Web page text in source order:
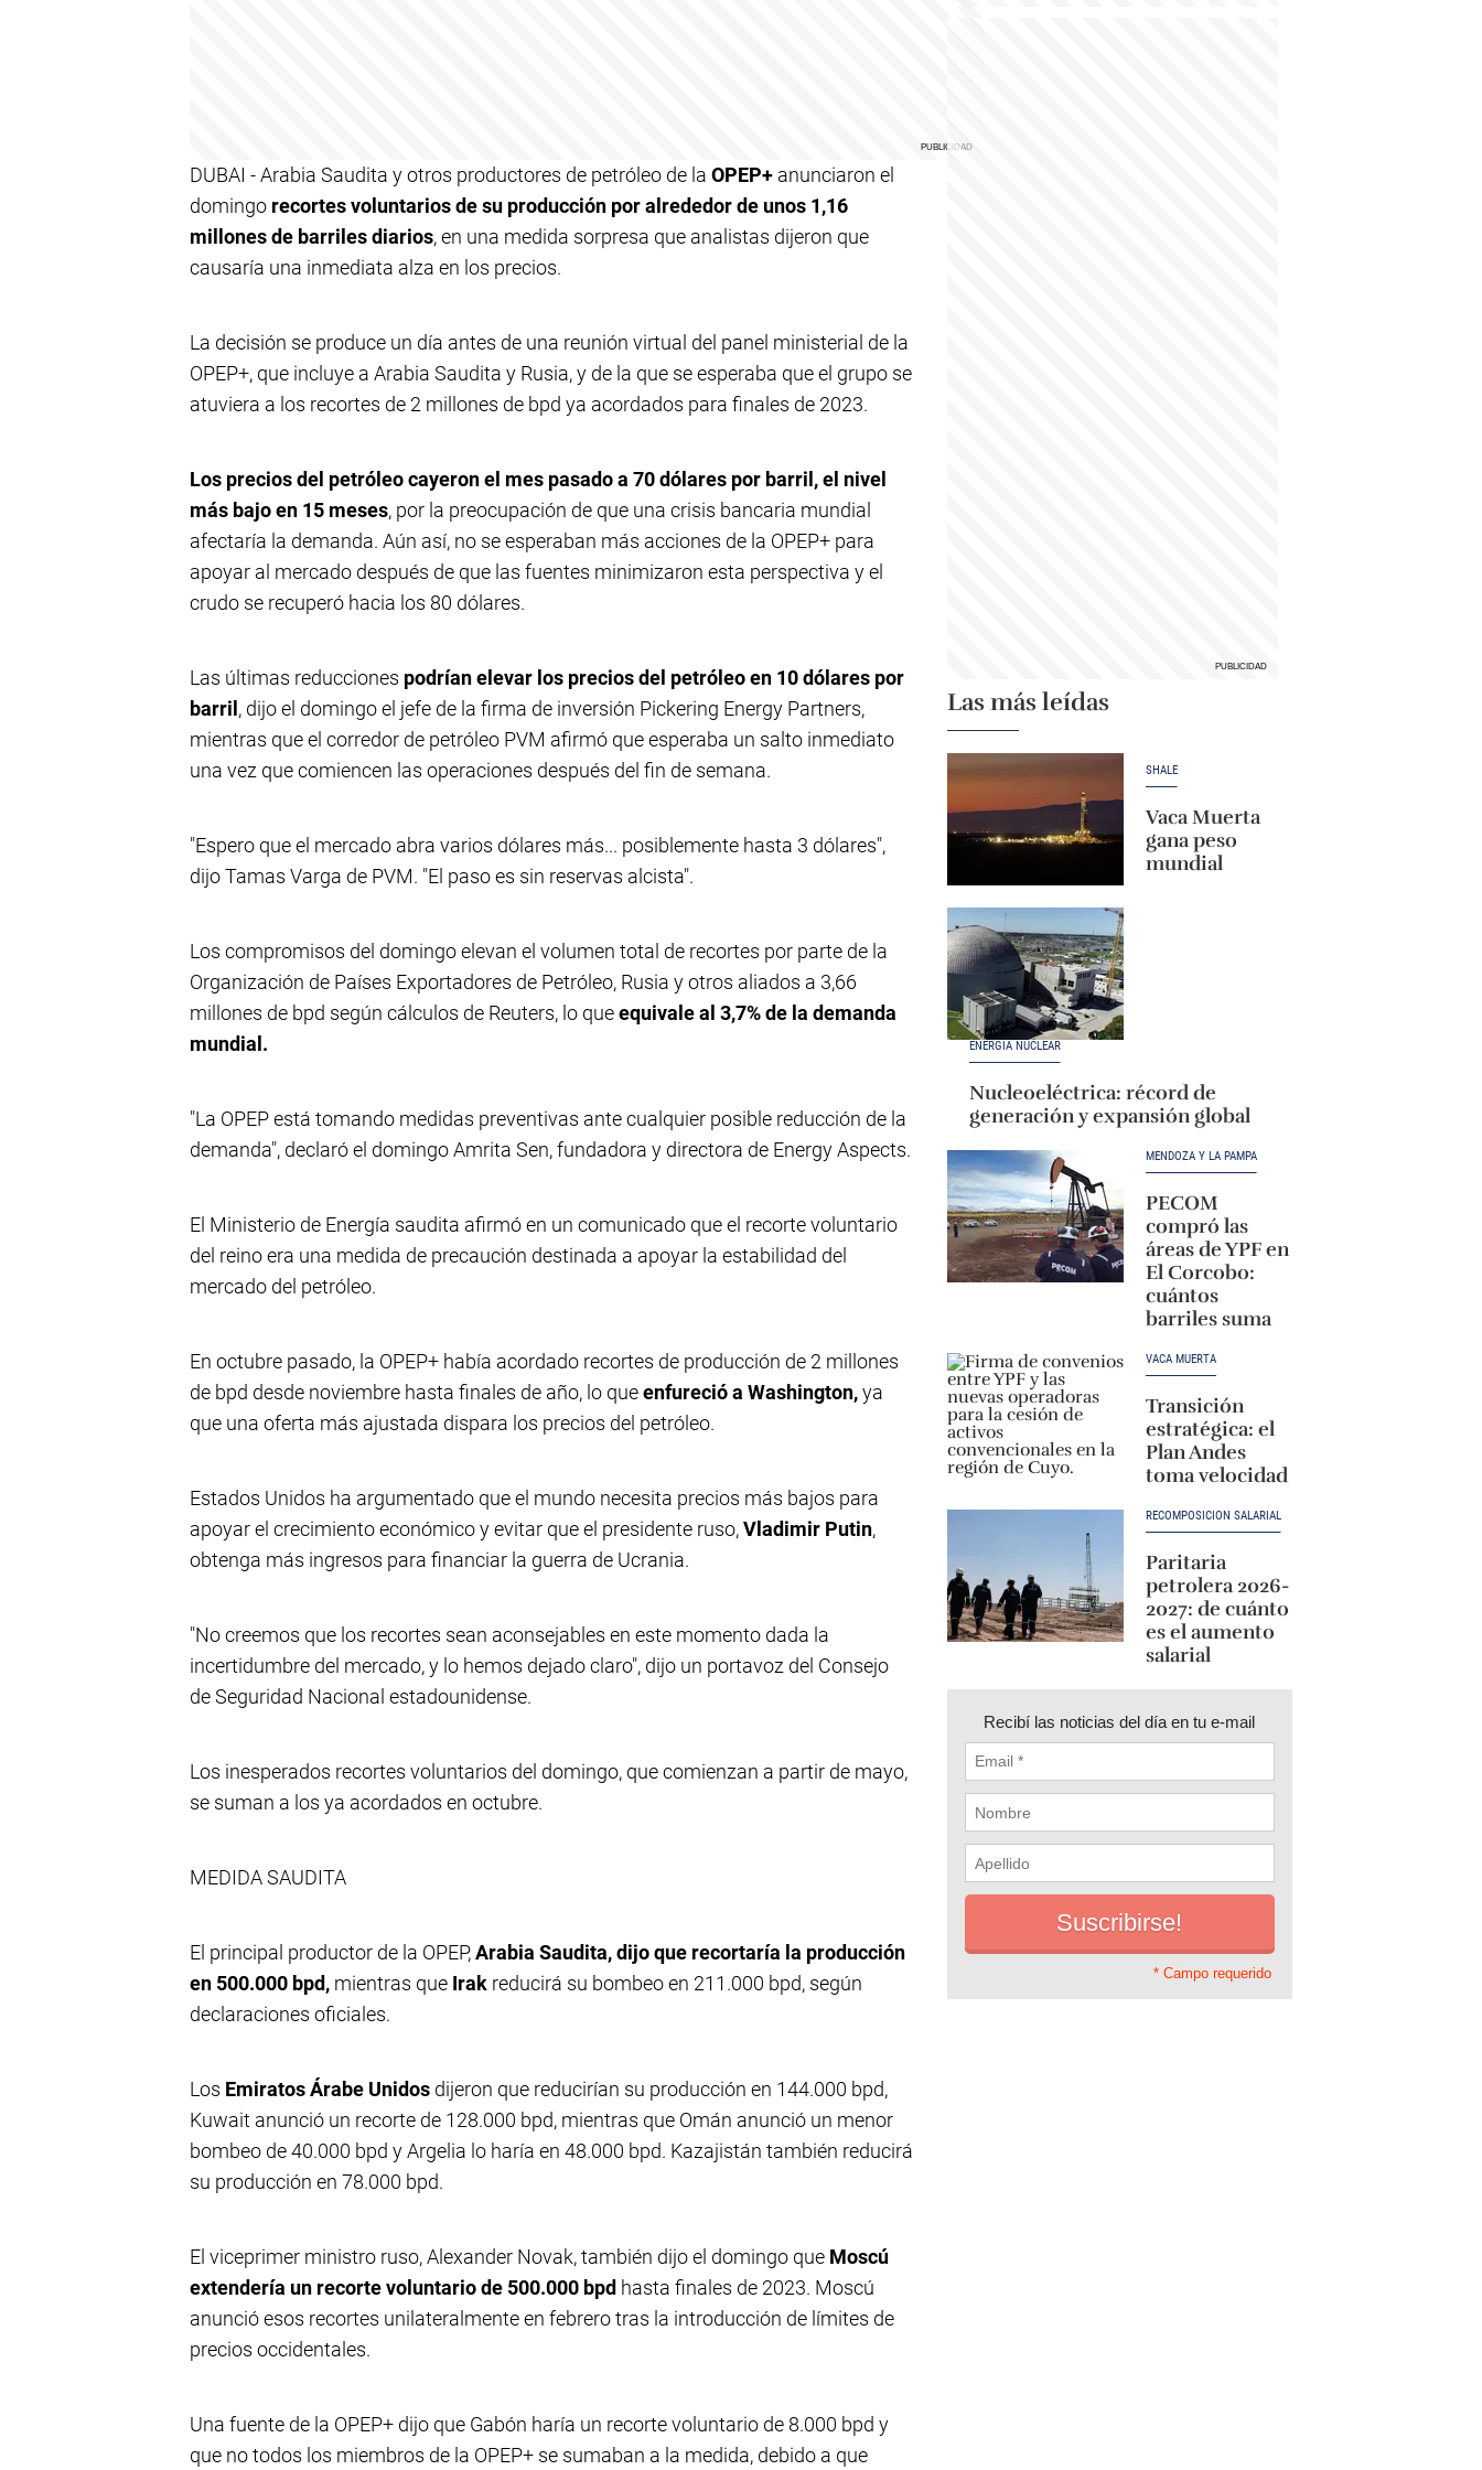
DUBAI - Arabia Saudita y otros productores de petróleo de la OPEP+ anunciaron el
domingo recortes voluntarios de su producción por alrededor de unos 1,16
millones de barriles diarios, en una medida sorpresa que analistas dijeron que
causaría una inmediata alza en los precios.
La decisión se produce un día antes de una reunión virtual del panel ministerial de la
OPEP+, que incluye a Arabia Saudita y Rusia, y de la que se esperaba que el grupo se
atuviera a los recortes de 2 millones de bpd ya acordados para finales de 2023.
Los precios del petróleo cayeron el mes pasado a 70 dólares por barril, el nivel
más bajo en 15 meses, por la preocupación de que una crisis bancaria mundial
afectaría la demanda. Aún así, no se esperaban más acciones de la OPEP+ para
apoyar al mercado después de que las fuentes minimizaron esta perspectiva y el
crudo se recuperó hacia los 80 dólares.
Las últimas reducciones podrían elevar los precios del petróleo en 10 dólares por
barril , dijo el domingo el jefe de la firma de inversión Pickering Energy Partners,
mientras que el corredor de petróleo PVM afirmó que esperaba un salto inmediato
una vez que comiencen las operaciones después del fin de semana.
"Espero que el mercado abra varios dólares más... posiblemente hasta 3 dólares",
dijo Tamas Varga de PVM. "El paso es sin reservas alcista".
Los compromisos del domingo elevan el volumen total de recortes por parte de la
Organización de Países Exportadores de Petróleo, Rusia y otros aliados a 3,66
millones de bpd según cálculos de Reuters, lo queequivale al 3,7% de la demanda
mundial.
"La OPEP está tomando medidas preventivas ante cualquier posible reducción de la
demanda", declaró el domingo Amrita Sen, fundadora y directora de Energy Aspects.
El Ministerio de Energía saudita afirmó en un comunicado que el recorte voluntario
del reino era una medida de precaución destinada a apoyar la estabilidad del
mercado del petróleo.
En octubre pasado, la OPEP+ había acordado recortes de producción de 2 millones
de bpd desde noviembre hasta finales de año, lo queenfureció a Washington,ya
que una oferta más ajustada dispara los precios del petróleo.
Estados Unidos ha argumentado que el mundo necesita precios más bajos para
apoyar el crecimiento económico y evitar que el presidente ruso,Vladimir Putin,
obtenga más ingresos para financiar la guerra de Ucrania.
"No creemos que los recortes sean aconsejables en este momento dada la
incertidumbre del mercado, y lo hemos dejado claro", dijo un portavoz del Consejo
de Seguridad Nacional estadounidense.
Los inesperados recortes voluntarios del domingo, que comienzan a partir de mayo,
se suman a los ya acordados en octubre.
MEDIDA SAUDITA
El principal productor de la OPEP,Arabia Saudita, dijo que recortaría la producción
en 500.000 bpd, mientras que Irak reducirá su bombeo en 211.000 bpd, según
declaraciones oficiales.
Los Emiratos Árabe Unidos dijeron que reducirían su producción en 144.000 bpd,
Kuwait anunció un recorte de 128.000 bpd, mientras que Omán anunció un menor
bombeo de 40.000 bpd y Argelia lo haría en 48.000 bpd. Kazajistán también reducirá
su producción en 78.000 bpd.
El viceprimer ministro ruso, Alexander Novak, también dijo el domingo que Moscú
extendería un recorte voluntario de 500.000 bpd hasta finales de 2023. Moscú
anunció esos recortes unilateralmente en febrero tras la introducción de límites de
precios occidentales.
Una fuente de la OPEP+ dijo que Gabón haría un recorte voluntario de 8.000 bpd y
que no todos los miembros de la OPEP+ se sumaban a la medida, debido a que
Las más leídas
SHALE
Vaca Muerta
gana peso
mundial
ENERGÍA NUCLEAR
Nucleoeléctrica: récord de
generación y expansión global
MENDOZA Y LA PAMPA
PECOM
compró las
áreas de YPF en
El Corcobo:
cuántos
barriles suma
VACA MUERTA
Transición
estratégica: el
Plan Andes
toma velocidad
RECOMPOSICIÓN SALARIAL
Paritaria
petrolera 2026-
2027: de cuánto
es el aumento
salarial
Recibí las noticias del día en tu e-mail
* Campo requerido